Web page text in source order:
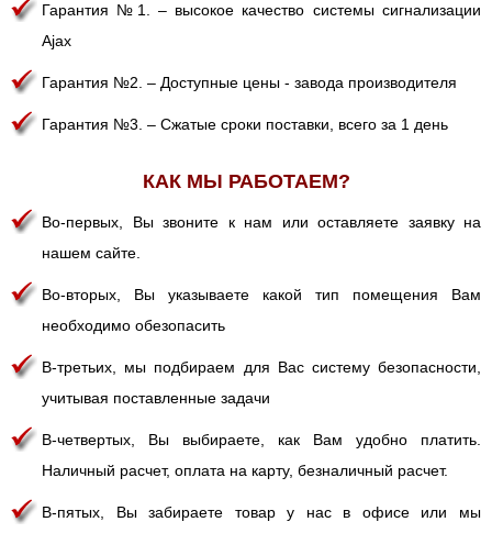
Гарантия №1. – высокое качество системы сигнализации
Ajax
Гарантия №2. – Доступные цены - завода производителя
Гарантия №3. – Сжатые сроки поставки, всего за 1 день
КАК МЫ РАБОТАЕМ?
Во-первых, Вы звоните к нам или оставляете заявку на
нашем сайте.
Во-вторых, Вы указываете какой тип помещения Вам
необходимо обезопасить
В-третьих, мы подбираем для Вас систему безопасности,
учитывая поставленные задачи
В-четвертых, Вы выбираете, как Вам удобно платить.
Hаличный расчет, оплата на карту, безналичный расчет.
В-пятых, Вы забираете товар у нас в офисе или мы